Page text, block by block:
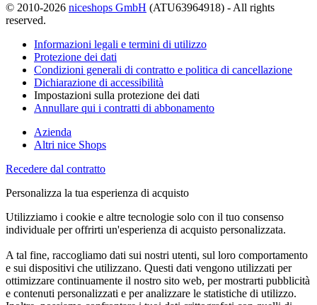
© 2010-2026 niceshops GmbH (ATU63964918) - All rights
reserved.
Informazioni legali e termini di utilizzo
Protezione dei dati
Condizioni generali di contratto e politica di cancellazione
Dichiarazione di accessibilità
Impostazioni sulla protezione dei dati
Annullare qui i contratti di abbonamento
Azienda
Altri nice Shops
Recedere dal contratto
Personalizza la tua esperienza di acquisto
Utilizziamo i cookie e altre tecnologie solo con il tuo consenso
individuale per offrirti un'esperienza di acquisto personalizzata.
A tal fine, raccogliamo dati sui nostri utenti, sul loro comportamento
e sui dispositivi che utilizzano. Questi dati vengono utilizzati per
ottimizzare continuamente il nostro sito web, per mostrarti pubblicità
e contenuti personalizzati e per analizzare le statistiche di utilizzo.